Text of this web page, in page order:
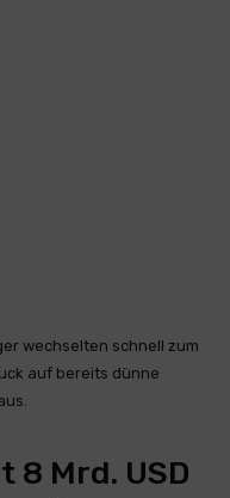
wechselten schnell zum
auf bereits dünne
Mrd. USD